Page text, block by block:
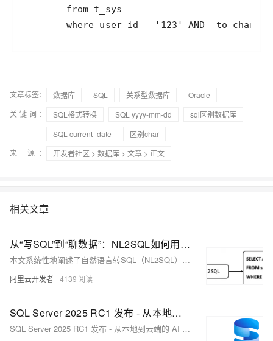
文章标签： 数据库 SQL 关系型数据库
Oracle
关键词：
SQL格式转换 SQL yyyy-mm-dd
sql区别数据库
SQL current_date
区别char
来 源：
开发者社区 > 数据库 > 文章 > 正文
相关文章
从“写SQL”到“聊数据”：NL2SQL如何用自然语言解锁数据库？
本文系统性地阐述了自然语言转SQL（NL2SQL） 技术如何让非技术背景的业务分析师实现数据自助查询，从而提升数据驱动决策的效率与准确性。
阿里云开发者 4139
SQL Server 2025 RC1 发布 - 从本地到云端的 AI 就绪企业数据库
SQL Server 2025 RC1 发布 - 从本地到云端的 AI 就绪企业数据库